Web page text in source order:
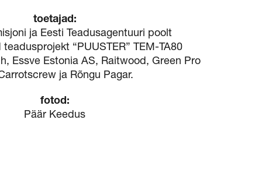
toetajad:
ja Eesti Teadusagentuuri poolt
“PUUSTER” TEM-TA80
Essve Estonia AS, Raitwood, Green Pro
ja Rõngu Pagar.
fotod:
Päär Keedus